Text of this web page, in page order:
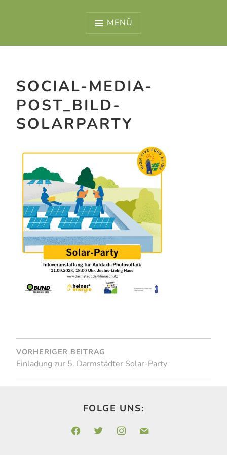
MENÜ
SOCIAL-MEDIA-
POST_BILD-
SOLARPARTY
BEITRAGSNAVIGATION
VORHERIGER BEITRAG
Einladung zur 5. Darmstädter Solar-Party
FOLGE UNS:
facebooktwitter instagrammail